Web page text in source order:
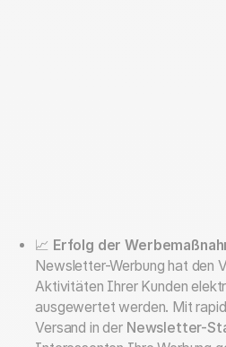
📈 Erfolg der
Newsletter-Werbung hat den
Aktivitäten Ihrer Kunden
ausgewertet werden. Mit
Versand in der Newsletter-